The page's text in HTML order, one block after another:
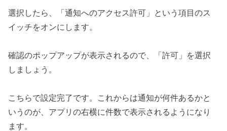
選択したら、「通知へのアクセス許可」という項目のス
イッチをオンにします。
確認のポップアップが表示されるので、「許可」を選択
しましょう。
こちらで設定完了です。これからは通知が何件あるかと
いうのが、アプリの右横に件数で表示されるようになり
ます。